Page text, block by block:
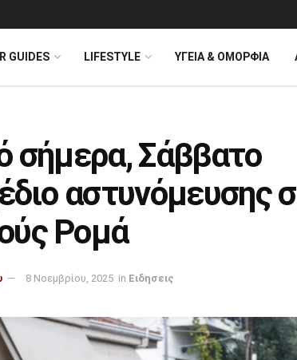
GUIDES LIFESTYLE ΥΓΕΙΑ & ΟΜΟΡΦΙΑ
σήμερα, Σάββατο
αστυνόμευσης
Ρομά
8 Νοεμβρίου, 2025 in Ειδησεις